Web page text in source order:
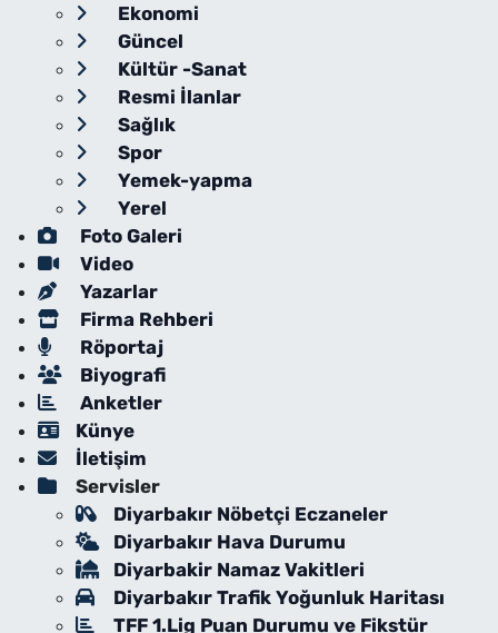
Ekonomi
Güncel
Kültür -Sanat
Resmi İlanlar
Sağlık
Spor
Yemek-yapma
Yerel
Foto Galeri
Video
Yazarlar
Firma Rehberi
Röportaj
Biyografi
Anketler
Künye
İletişim
Servisler
Diyarbakır Nöbetçi Eczaneler
Diyarbakır Hava Durumu
Diyarbakir Namaz Vakitleri
Diyarbakır Trafik Yoğunluk Haritası
TFF 1.Lig Puan Durumu ve Fikstür